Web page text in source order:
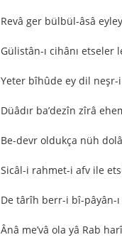
Revâ ger bülbül-âsâ
Gülistân-ı cihânı etseler
Yeter bîhûde ey dil neşr-i
Düâdır ba’dezîn zîrâ
Be-devr oldukça nüh
Sicâl-i rahmet-i afv ile
De târîh berr-i bî-pâyân-ı
Ânâ me’vâ ola yâ Rab